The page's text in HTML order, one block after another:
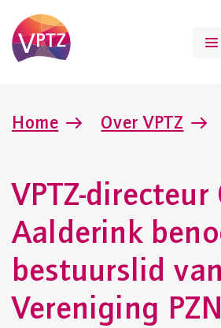
Home Over VPTZ
VPTZ-directeur
Aalderink
bestuurslid van
Vereniging